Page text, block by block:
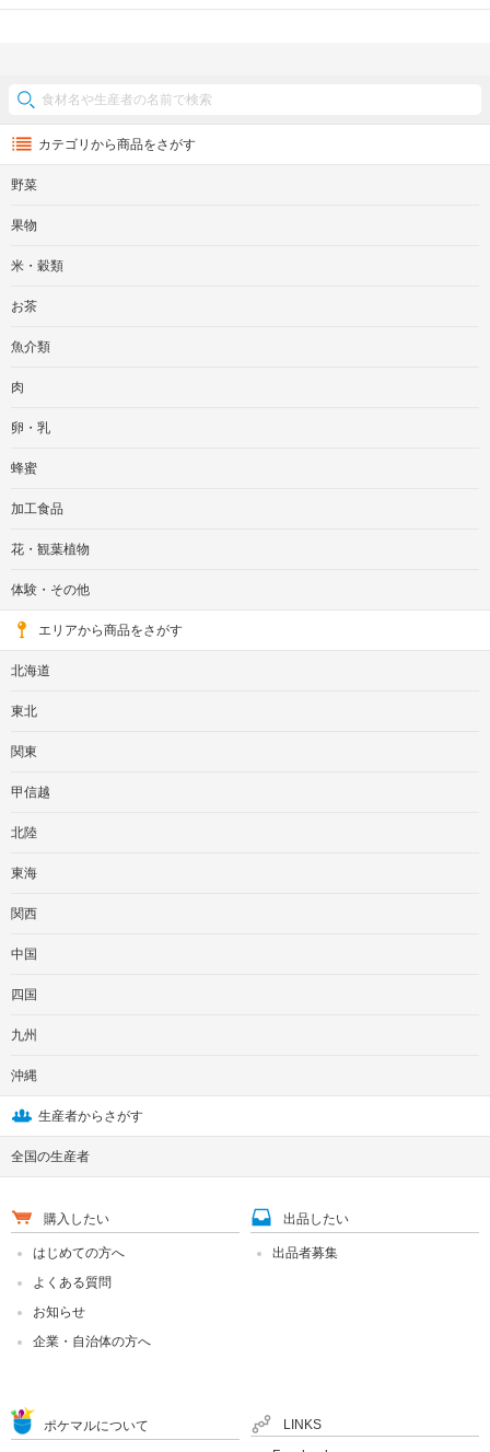
カテゴリから商品をさがす
野菜
果物
米・穀類
お茶
魚介類
肉
卵・乳
蜂蜜
加工食品
花・観葉植物
体験・その他
エリアから商品をさがす
北海道
東北
関東
甲信越
北陸
東海
関西
中国
四国
九州
沖縄
生産者からさがす
全国の生産者
購入したい
はじめての方へ
よくある質問
お知らせ
企業・自治体の方へ
出品したい
出品者募集
ポケマルについて
LINKS